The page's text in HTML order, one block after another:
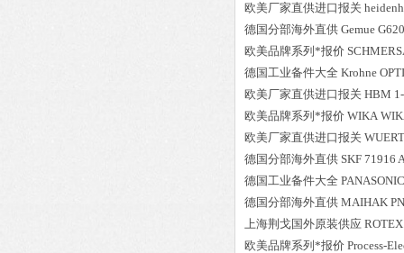
欧美厂家直供进口报关
德国分部海外直供 Gemue
欧美品牌系列*报价
德国工业备件大全 Krohne
欧美厂家直供进口报关 HBM
欧美品牌系列*报价 WIKA
欧美厂家直供进口报关
德国分部海外直供 SKF 71916
德国工业备件大全 PANASONIC
德国分部海外直供 MAIHAK
上海荆戈国外原装供应 ROTEX
欧美品牌系列*报价 Process-